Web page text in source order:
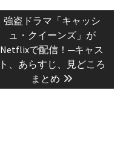
Next
post:
強盗ドラマ「キャッシ
ュ・クイーンズ」が
Netflixで配信！─キャス
ト、あらすじ、見どころ
まとめ